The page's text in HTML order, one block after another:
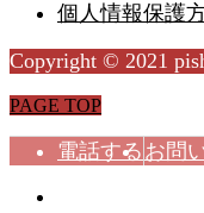
個人情報保護
Copyright © 2021
PAGE TOP
電話する お問